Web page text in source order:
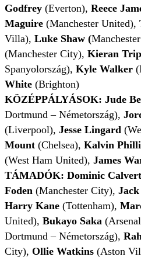
Godfrey (Everton), Reece
Maguire (Manchester United),
Villa), Luke Shaw (
(Manchester City), Kieran
Spanyolország), Kyle Walker
White (Brighton)
KÖZÉPPÁLYÁSOK: Jude
Dortmund – Németország),
(Liverpool), Jesse Lingard
Mount (Chelsea), Kalvin
(West Ham United), James
TÁMADÓK: Dominic
Foden (Manchester City),
Harry Kane (Tottenham),
United), Bukayo Saka
Dortmund – Németország),
City), Ollie Watkins (Aston